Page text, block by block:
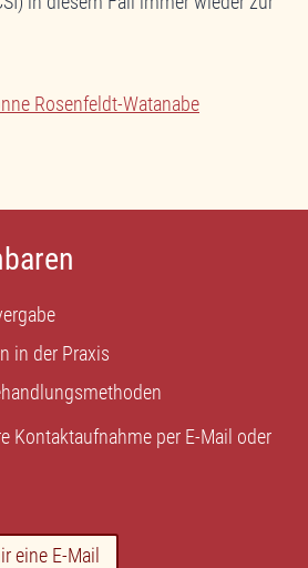
einen Platzhalterinhalt von
Inhalte entsperren
in der Praxis
Kontaktaufnahme per E-Mail oder
eine E-Mail